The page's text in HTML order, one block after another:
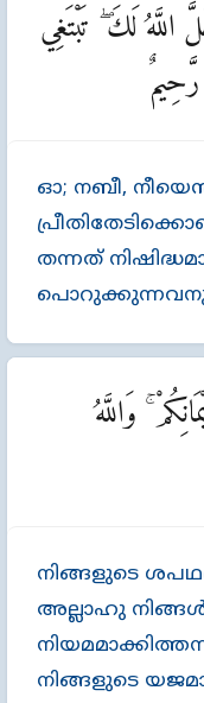
ഓ; നബീ,
തന്നത്‌
اللَّهُ لَكَ ۖ تَبْتَغِي
നിങ്ങളുടെ
അല്ലാഹു
നിങ്ങളുടെ
وَاللَّهُ